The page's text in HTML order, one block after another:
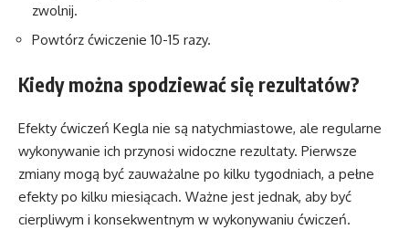
zwolnij.
Powtórz ćwiczenie 10-15 razy.
Kiedy można spodziewać się rezultatów?
Efekty ćwiczeń Kegla nie są natychmiastowe, ale regularne
wykonywanie ich przynosi widoczne rezultaty. Pierwsze
zmiany mogą być zauważalne po kilku tygodniach, a pełne
efekty po kilku miesiącach. Ważne jest jednak, aby być
cierpliwym i konsekwentnym w wykonywaniu ćwiczeń.